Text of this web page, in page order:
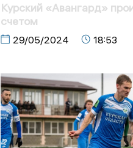
Курский «Авангард»
счетом
29/05/2024 18:53